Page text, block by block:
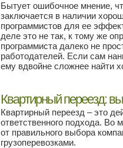
Бытует ошибочное мнение,
заключается в наличии
программистов для ее
деле это не так, к тому же
программиста далеко не
работодателей. Если сам
ему вдвойне сложнее найти
Квартирный переезд:
Квартирный переезд – это
ответственного подхода. Во
от правильного выбора
грузоперевозками.